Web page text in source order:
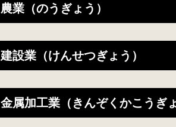
農業（のうぎょう）
建設業（けんせつぎょう）
金属加工業（きんぞくかこうぎょ